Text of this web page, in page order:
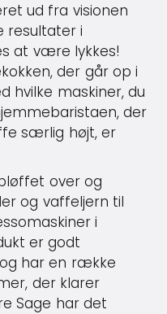
ud fra visionen
resultater i
at være lykkes!
der går op i
hvilke maskiner, du
der
særlig højt, er
over og
og vaffeljern til
i
er godt
har en række
der klarer
Sage har det